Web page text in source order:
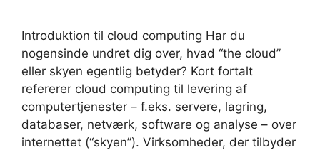
Introduktion til cloud computing Har du
nogensinde undret dig over, hvad “the cloud”
eller skyen egentlig betyder? Kort fortalt
refererer cloud computing til levering af
computertjenester – f.eks. servere, lagring,
databaser, netværk, software og analyse – over
internettet (“skyen”). Virksomheder, der tilbyder